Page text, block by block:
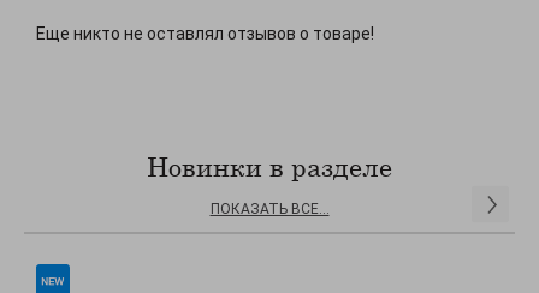
Еще никто не оставлял отзывов о товаре!
Новинки в разделе
ПОКАЗАТЬ ВСЕ...